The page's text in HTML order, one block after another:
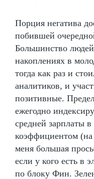
Порция негатива
побившей
Большинство
накоплениях в
тогда как раз и
аналитиков, и
позитивные.
ежегодно
средней зарплаты
коэффициентом
меня большая
если у кого есть в
по блоку Фин.